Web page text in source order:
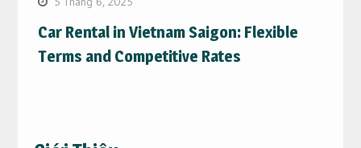
Car Rental in Vietnam Saigon: Flexible
Terms and Competitive Rates